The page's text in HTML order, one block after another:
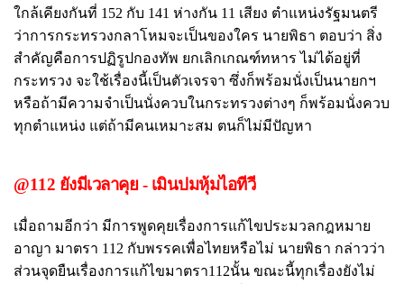
ใกล้เคียงกันที่ 152 กับ 141 ห่างกัน 11 เสียง ตำแหน่งรัฐมนตรี
ว่าการกระทรวงกลาโหมจะเป็นของใคร นายพิธา ตอบว่า สิ่ง
สำคัญคือการปฏิรูปกองทัพ ยกเลิกเกณฑ์ทหาร ไม่ได้อยู่ที่
กระทรวง จะใช้เรื่องนี้เป็นตัวเจรจา ซึ่งก็พร้อมนั่งเป็นนายกฯ
หรือถ้ามีความจำเป็นนั่งควบในกระทรวงต่างๆ ก็พร้อมนั่งควบ
ทุกตำแหน่ง แต่ถ้ามีคนเหมาะสม ตนก็ไม่มีปัญหา
@112 ยังมีเวลาคุย - เมินปมหุ้มไอทีวี
เมื่อถามอีกว่า มีการพูดคุยเรื่องการแก้ไขประมวลกฎหมาย
อาญา มาตรา 112 กับพรรคเพื่อไทยหรือไม่ นายพิธา กล่าวว่า
ส่วนจุดยืนเรื่องการแก้ไขมาตรา112นั้น ขณะนี้ทุกเรื่องยังไม่